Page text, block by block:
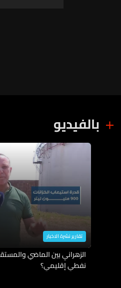
بالفيديو
تقارير نشرة الاخبار
الزهراني بين الماضي
نفطي إقليمي؟